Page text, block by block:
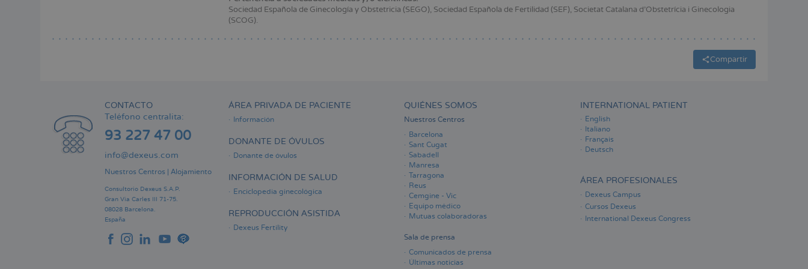
principal
Sociedad Española de Ginecología y Obstetricia (SEGO), Sociedad Española de Fertilidad (SEF), Societat Catalana d’Obstetrícia i Ginecologia
(SCOG).
Compartir
CONTACTO
Teléfono centralita:
93 227 47 00
info@dexeus.com
Nuestros Centros | Alojamiento
Consultorio Dexeus S.A.P.
Gran Via Carles III 71-75.
08028 Barcelona.
España
ÁREA PRIVADA DE PACIENTE
Información
DONANTE DE ÓVULOS
Donante de óvulos
INFORMACIÓN DE SALUD
Enciclopedia ginecológica
REPRODUCCIÓN ASISTIDA
Dexeus Fertility
QUIÉNES SOMOS
Nuestros Centros
Barcelona
Sant Cugat
Sabadell
Manresa
Tarragona
Reus
Cemgine - Vic
Equipo médico
Mutuas colaboradoras
Sala de prensa
Comunicados de prensa
Últimas noticias
INTERNATIONAL PATIENT
English
Italiano
Français
Deutsch
ÁREA PROFESIONALES
Dexeus Campus
Cursos Dexeus
International Dexeus Congress